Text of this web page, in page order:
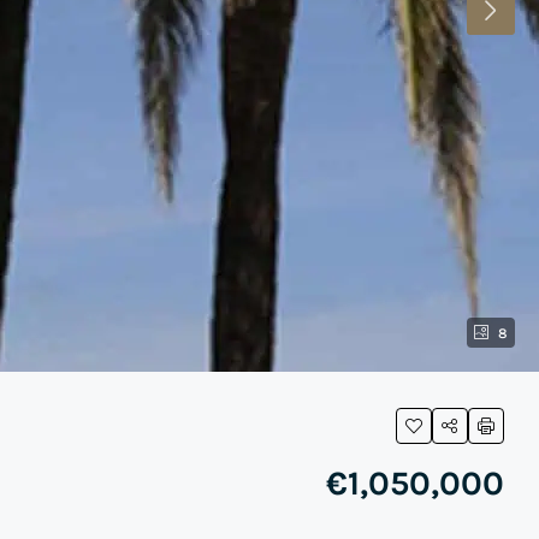
8
€1,050,000